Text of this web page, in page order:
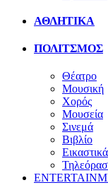
ΑΘΛΗΤΙΚΑ
ΠΟΛΙΤΣΜΟΣ
Θέατρο
Μουσική
Χορός
Μουσεία
Σινεμά
Βιβλίο
Εικαστικά